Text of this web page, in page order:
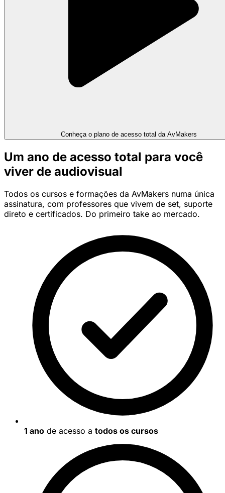
Conheça o plano de acesso total da AvMakers
Um ano de acesso total para você
viver de audiovisual
Todos os cursos e formações da AvMakers numa única
assinatura, com professores que vivem de set, suporte
direto e certificados. Do primeiro take ao mercado.
1 ano de acesso a todos os cursos